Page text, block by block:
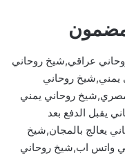
مضمون
عراقي,شيخ روحاني
يمني,شيخ روحاني
روحاني يمني
يقبل الدفع بعد
يعالج بالمجان,شيخ
واتس اب,شيخ روحاني